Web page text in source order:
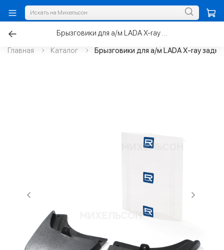
Главная Каталог Брызговики для а/м LADA X-ray